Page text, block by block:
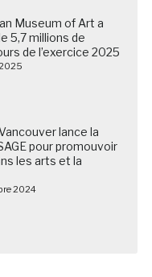
Museum of Art a
5,7 millions de
de l’exercice 2025
lance la
pour promouvoir
les arts et la
2024